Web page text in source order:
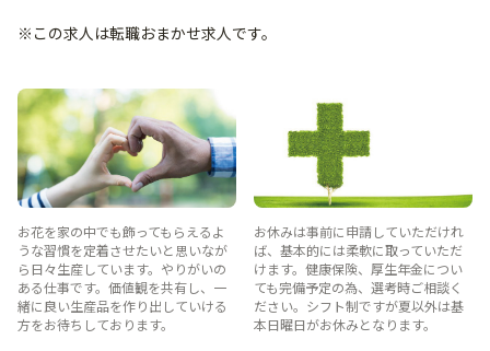
※この求人は転職おまかせ求人です。
お花を家の中でも飾ってもらえるよ
うな習慣を定着させたいと思いなが
ら日々生産しています。やりがいの
ある仕事です。価値観を共有し、一
緒に良い生産品を作り出していける
方をお待ちしております。
お休みは事前に申請していただけれ
ば、基本的には柔軟に取っていただ
けます。健康保険、厚生年金につい
ても完備予定の為、選考時ご相談く
ださい。シフト制ですが夏以外は基
本日曜日がお休みとなります。